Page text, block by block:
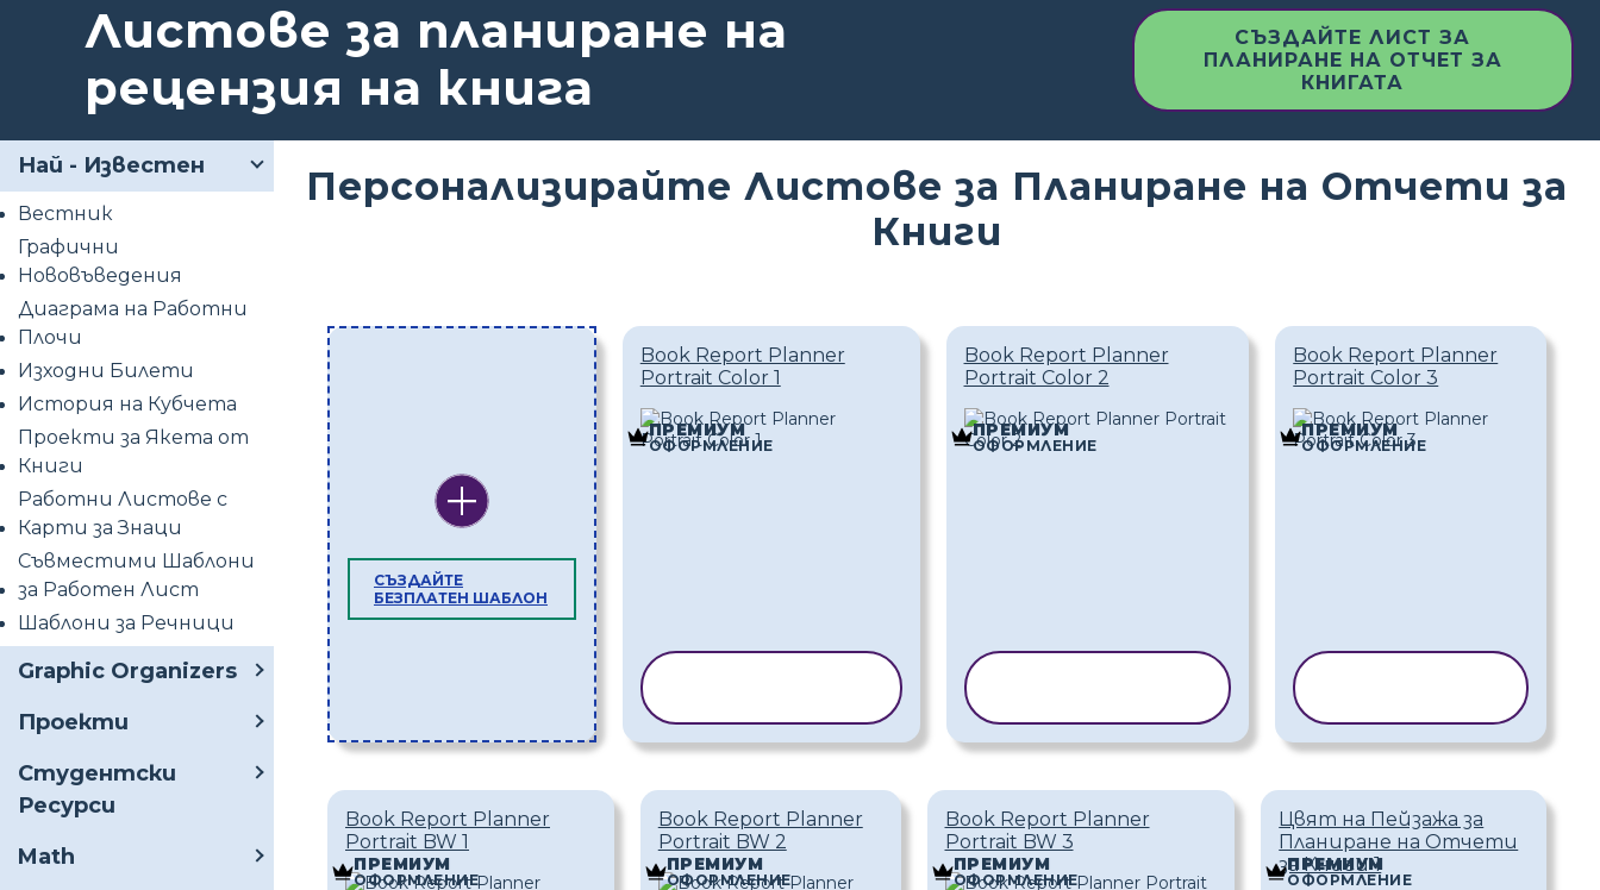
Листове за планиране на
рецензия на книга
СЪЗДАЙТЕ ЛИСТ ЗА
ПЛАНИРАНЕ НА ОТЧЕТ ЗА
КНИГАТА
Най - Известен
Вестник
Графични
Нововъведения
Диаграма на Работни
Плочи
Изходни Билети
История на Кубчета
Проекти за Якета от
Книги
Работни Листове с
Карти за Знаци
Съвместими Шаблони
за Работен Лист
Шаблони за Речници
Graphic Organizers
Проекти
Студентски
Ресурси
Math
Персонализирайте Листове за Планиране на Отчети за
Книги
СЪЗДАЙТЕ
БЕЗПЛАТЕН ШАБЛОН
Book Report Planner
Portrait Color 1
ПРЕМИУМ
ОФОРМЛЕНИЕ
Book Report Planner
Portrait Color 2
ПРЕМИУМ
ОФОРМЛЕНИЕ
Book Report Planner
Portrait Color 3
ПРЕМИУМ
ОФОРМЛЕНИЕ
Book Report Planner
Portrait BW 1
ПРЕМИУМ
ОФОРМЛЕНИЕ
Book Report Planner
Portrait BW 2
ПРЕМИУМ
ОФОРМЛЕНИЕ
Book Report Planner
Portrait BW 3
ПРЕМИУМ
ОФОРМЛЕНИЕ
Цвят на Пейзажа за
Планиране на Отчети
за Книги 1
ПРЕМИУМ
ОФОРМЛЕНИЕ